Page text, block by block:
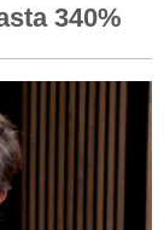
340%